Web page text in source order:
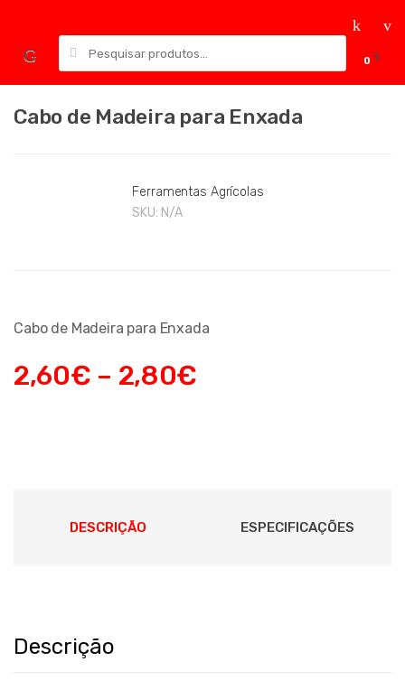
navigation
content
0
Cabo de Madeira para Enxada
Ferramentas Agrícolas
SKU: N/A
Cabo de Madeira para Enxada
2,60€ – 2,80€
DESCRIÇÃO ESPECIFICAÇÕES
Descrição